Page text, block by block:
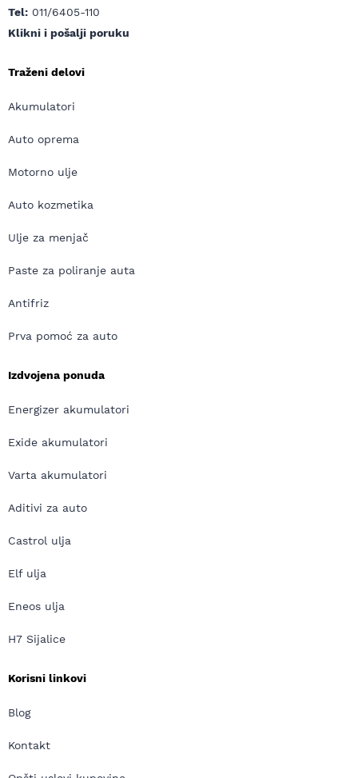
Tel: 011/6405-110
Klikni i pošalji poruku
Traženi delovi
Akumulatori
Auto oprema
Motorno ulje
Auto kozmetika
Ulje za menjač
Paste za poliranje auta
Antifriz
Prva pomoć za auto
Izdvojena ponuda
Energizer akumulatori
Exide akumulatori
Varta akumulatori
Aditivi za auto
Castrol ulja
Elf ulja
Eneos ulja
H7 Sijalice
Korisni linkovi
Blog
Kontakt